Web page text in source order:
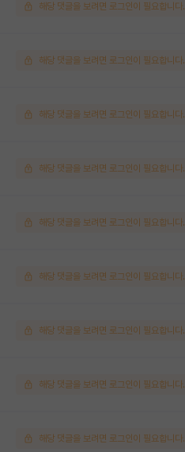
해당 댓글을 보려면 로그인이 필요합니다.
해당 댓글을 보려면 로그인이 필요합니다.
해당 댓글을 보려면 로그인이 필요합니다.
해당 댓글을 보려면 로그인이 필요합니다.
해당 댓글을 보려면 로그인이 필요합니다.
해당 댓글을 보려면 로그인이 필요합니다.
해당 댓글을 보려면 로그인이 필요합니다.
해당 댓글을 보려면 로그인이 필요합니다.
해당 댓글을 보려면 로그인이 필요합니다.